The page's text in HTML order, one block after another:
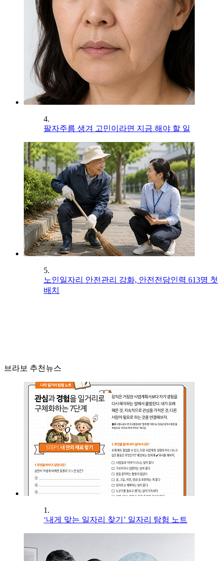
4.
팔자주름 생겨 고민이라면 지금 해야 할 일
5.
노인일자리 안전관리 강화, 안전전담인력 613명 첫
배치
브라보 추천뉴스
1.
‘내게 맞는 일자리 찾기’ 일자리 탐험 노트